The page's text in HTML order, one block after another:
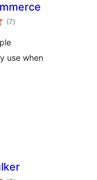
(7টা
মুঠ)
use when
টা